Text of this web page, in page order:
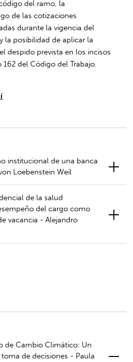
del ramo, la
de las cotizaciones
durante la vigencia del
la posibilidad de aplicar la
despido prevista en los incisos
162 del Código del Trabajo.
institucional de una banca
Loebenstein Weil
de la salud
del cargo como
vacancia - Alejandro
de Cambio Climático: Un
de decisiones - Paula